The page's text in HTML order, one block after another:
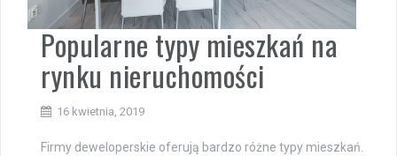
Popularne typy mieszkań na
rynku nieruchomości
16 kwietnia, 2019
Firmy deweloperskie oferują bardzo różne typy mieszkań.